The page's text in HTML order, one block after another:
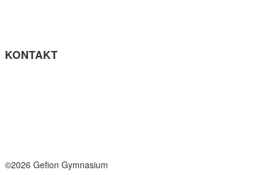
KONTAKT
©2026 Gefion Gymnasium